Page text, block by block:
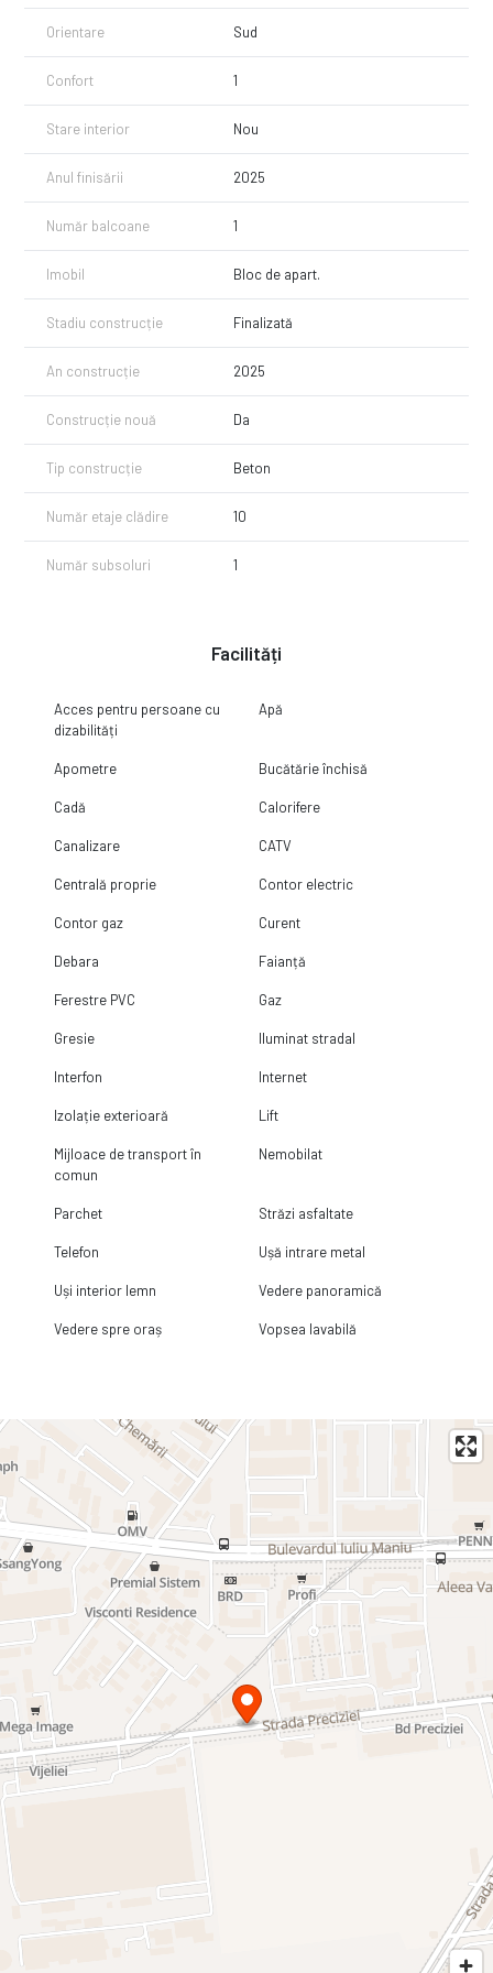
Orientare Sud
Confort 1
Stare interior Nou
Anul finisării 2025
Număr balcoane 1
Imobil Bloc de apart.
Stadiu construcție Finalizată
An construcție 2025
Construcție nouă Da
Tip construcție Beton
Număr etaje clădire 10
Număr subsoluri 1
Facilități
Acces pentru persoane cu
dizabilități
Apă
Apometre Bucătărie închisă
Cadă Calorifere
Canalizare CATV
Centrală proprie Contor electric
Contor gaz Curent
Debara Faianță
Ferestre PVC Gaz
Gresie Iluminat stradal
Interfon Internet
Izolație exterioară Lift
Mijloace de transport în
comun
Nemobilat
Parchet Străzi asfaltate
Telefon Ușă intrare metal
Uși interior lemn Vedere panoramică
Vedere spre oraș Vopsea lavabilă